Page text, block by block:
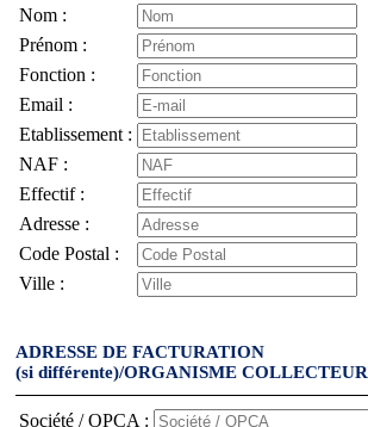
Nom :
Prénom :
Fonction :
Email :
Etablissement :
NAF :
Effectif :
Adresse :
Code Postal :
Ville :
ADRESSE DE FACTURATION
(si différente)/ORGANISME COLLECTEUR
Société / OPCA :